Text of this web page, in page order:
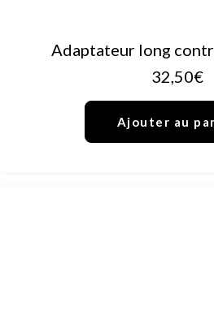
AJOUTER AU
Adaptateur long
32,50€
Ajouter au